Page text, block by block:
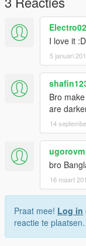
I love it :D
5 januari
Bro
are
14
ugorovm
bro
16 maart
Praat mee! Log in
reactie te plaatsen.